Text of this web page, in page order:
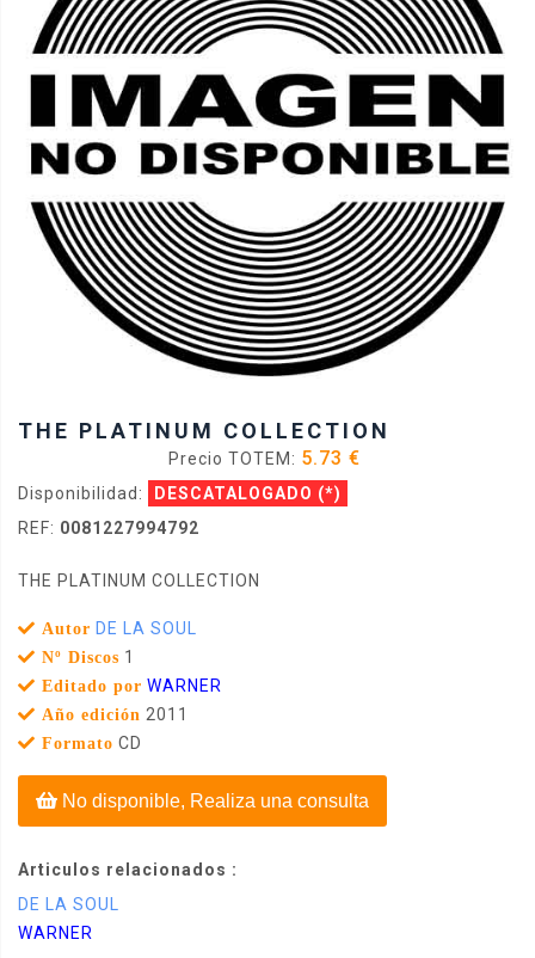
THE PLATINUM COLLECTION
Precio TOTEM: 5.73 €
Disponibilidad: DESCATALOGADO (*)
REF: 0081227994792
THE PLATINUM COLLECTION
Autor DE LA SOUL
Nº Discos 1
Editado por WARNER
Año edición 2011
Formato CD
No disponible, Realiza una consulta
Articulos relacionados :
DE LA SOUL
WARNER